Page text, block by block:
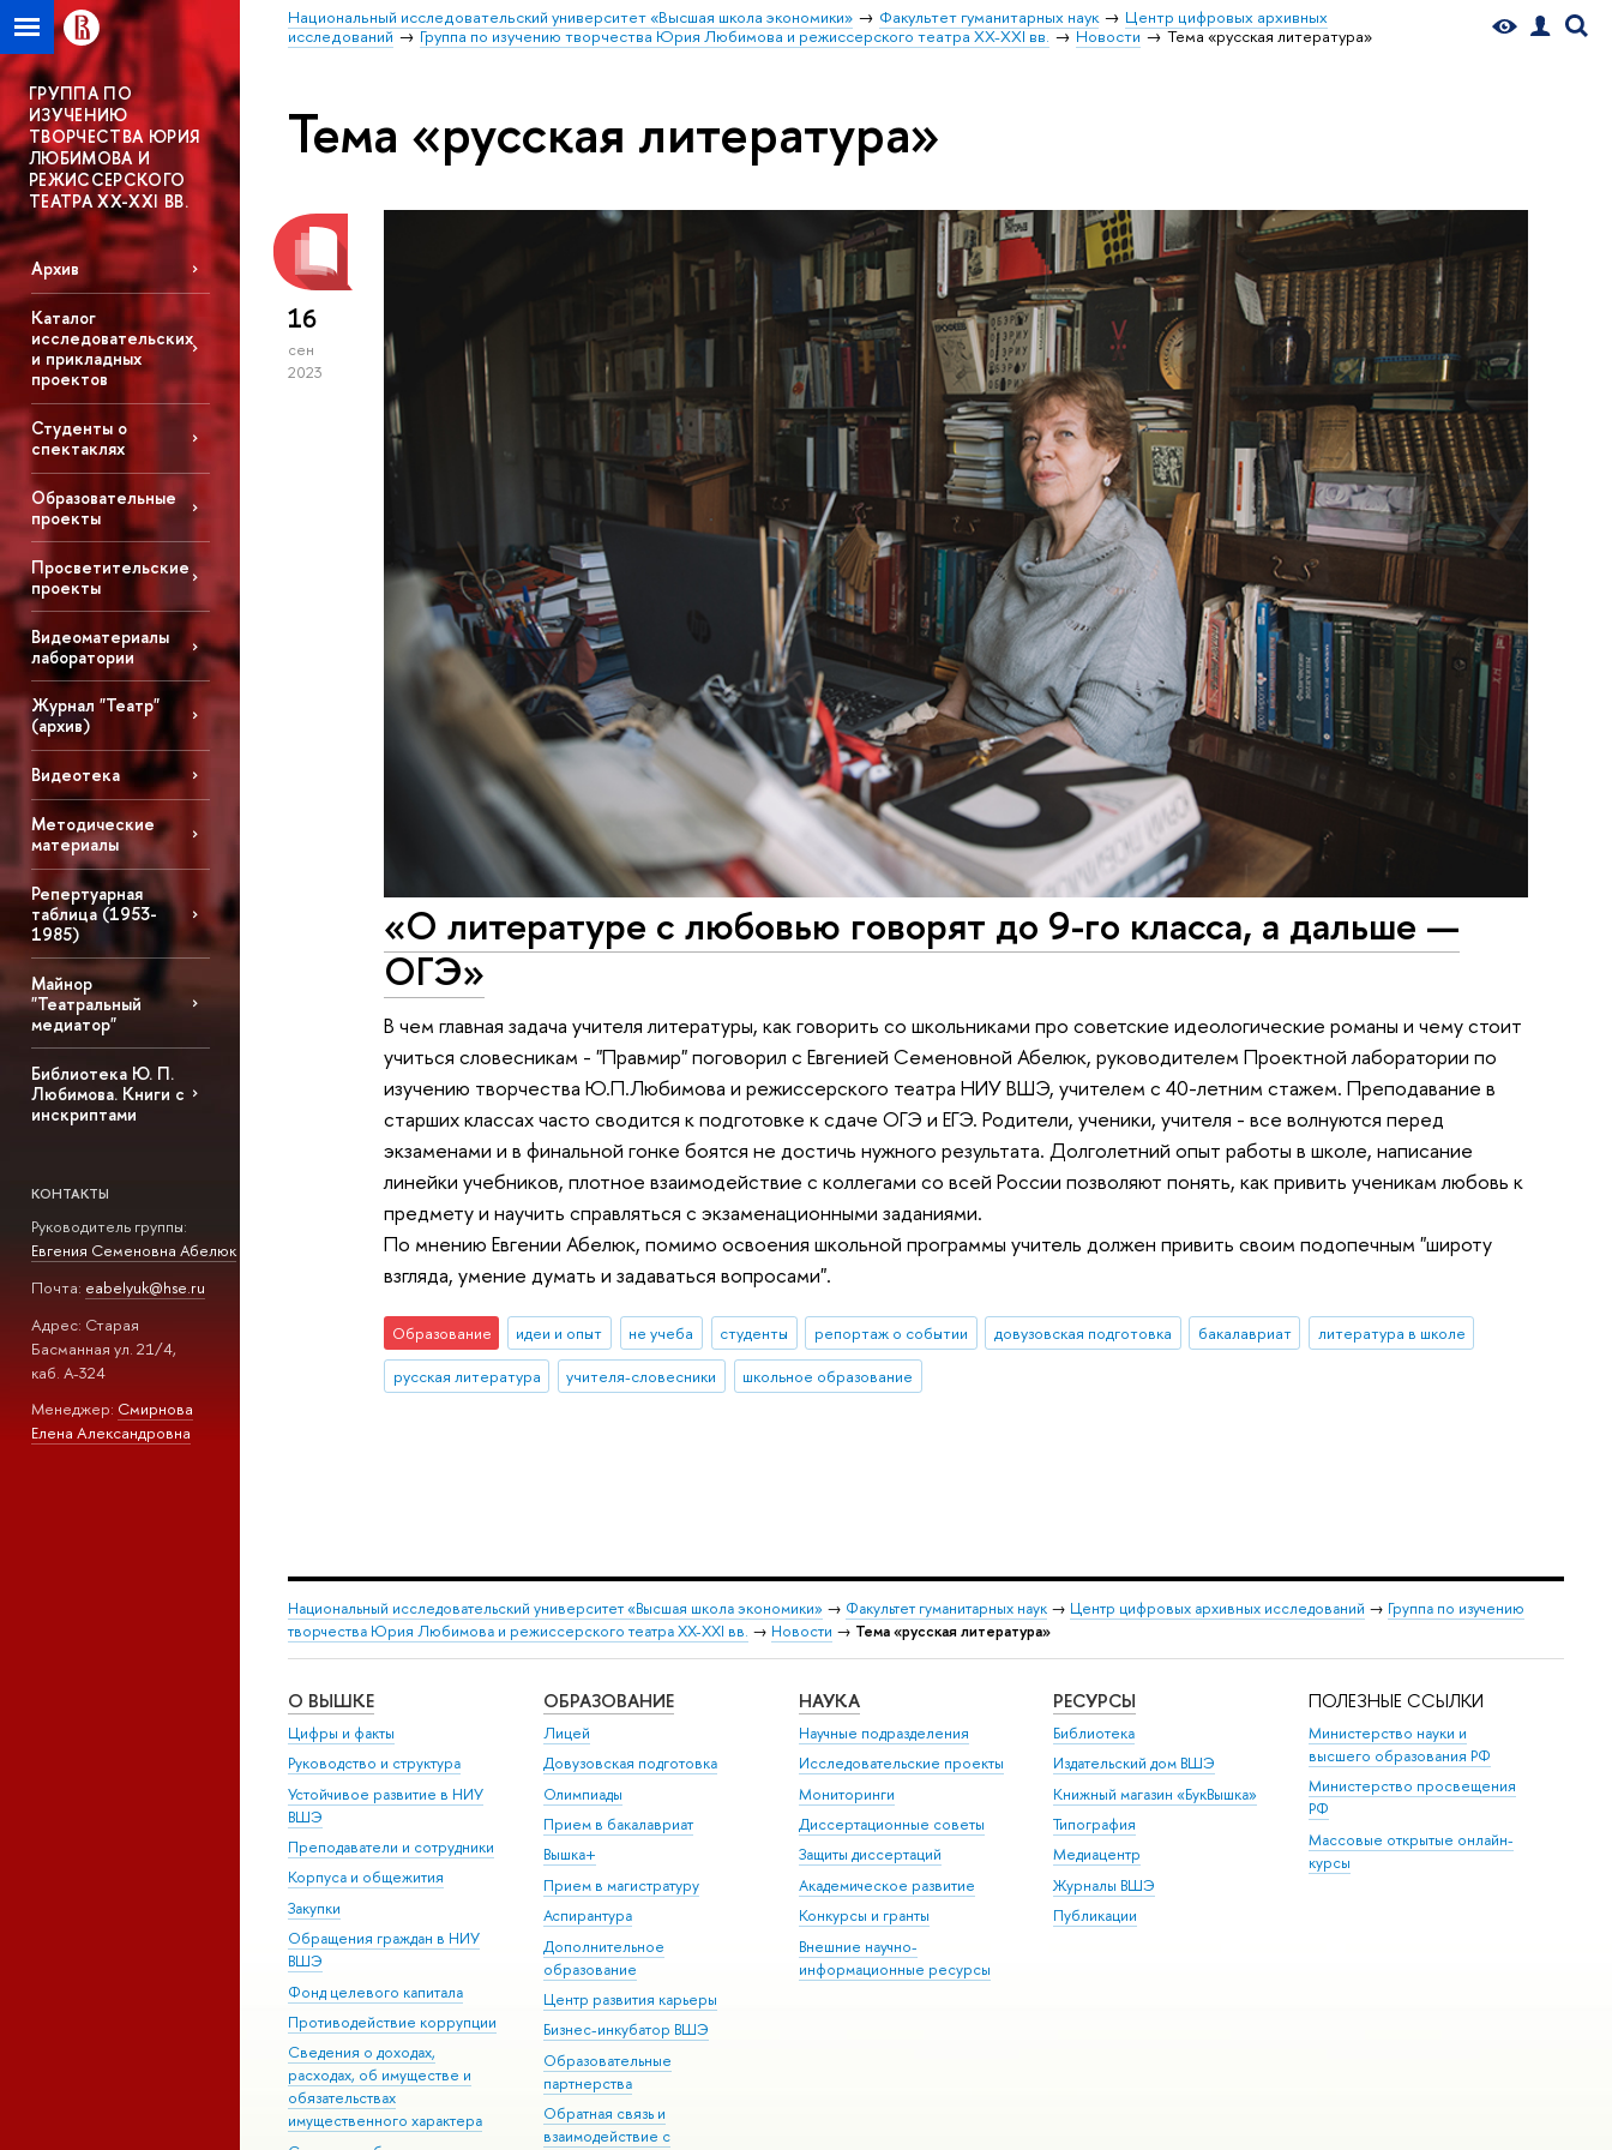
Национальный исследовательский университет «Высшая школа экономики» Факультет гуманитарных наук
Центр цифровых архивных
исследований
Группа по изучению творчества Юрия Любимова и режиссерского театра XX-XXI вв. Новости Тема «русская литература»
ГРУППА ПО
ИЗУЧЕНИЮ
ТВОРЧЕСТВА ЮРИЯ
ЛЮБИМОВА И
РЕЖИССЕРСКОГО
ТЕАТРА XX-XXI ВВ.
Архив
Каталог
исследовательских
и прикладных
проектов
Студенты о
спектаклях
Образовательные
проекты
Просветительские
проекты
Видеоматериалы
лаборатории
Журнал "Театр"
(архив)
Видеотека
Методические
материалы
Репертуарная
таблица (1953-
1985)
Майнор
"Театральный
медиатор"
Библиотека Ю. П.
Любимова. Книги с
инскриптами
КОНТАКТЫ
Руководитель группы:
Евгения Семеновна Абелюк
Почта: eabelyuk@hse.ru
Адрес: Старая
Басманная ул. 21/4,
каб. А-324
Менеджер: Смирнова
Елена Александровна
Тема «русская литература»
16
сен
2023
«О литературе с любовью говорят до 9-го класса, а дальше —
ОГЭ»
В чем главная задача учителя литературы, как говорить со школьниками про советские идеологические романы и чему стоит
учиться словесникам - "Правмир" поговорил с Евгенией Семеновной Абелюк, руководителем Проектной лаборатории по
изучению творчества Ю.П.Любимова и режиссерского театра НИУ ВШЭ, учителем с 40-летним стажем. Преподавание в
старших классах часто сводится к подготовке к сдаче ОГЭ и ЕГЭ. Родители, ученики, учителя - все волнуются перед
экзаменами и в финальной гонке боятся не достичь нужного результата. Долголетний опыт работы в школе, написание
линейки учебников, плотное взаимодействие с коллегами со всей России позволяют понять, как привить ученикам любовь к
предмету и научить справляться с экзаменационными заданиями.
По мнению Евгении Абелюк, помимо освоения школьной программы учитель должен привить своим подопечным "широту
взгляда, умение думать и задаваться вопросами".
Образование идеи и опыт не учеба студенты репортаж о событии довузовская подготовка бакалавриат
литература в школе
русская литература
учителя-словесники школьное образование
Национальный исследовательский университет «Высшая школа экономики» → Факультет гуманитарных наук → Центр цифровых архивных исследований → Группа по изучению
творчества Юрия Любимова и режиссерского театра XX-XXI вв. → Новости → Тема «русская литература»
О ВЫШКЕ
Цифры и факты
Руководство и структура
Устойчивое развитие в НИУ
ВШЭ
Преподаватели и сотрудники
Корпуса и общежития
Закупки
Обращения граждан в НИУ
ВШЭ
Фонд целевого капитала
Противодействие коррупции
Сведения о доходах,
расходах, об имуществе и
обязательствах
имущественного характера
ОБРАЗОВАНИЕ
Лицей
Довузовская подготовка
Олимпиады
Прием в бакалавриат
Вышка+
Прием в магистратуру
Аспирантура
Дополнительное
образование
Центр развития карьеры
Бизнес-инкубатор ВШЭ
Образовательные
партнерства
Обратная связь и
взаимодействие с
НАУКА
Научные подразделения
Исследовательские проекты
Мониторинги
Диссертационные советы
Защиты диссертаций
Академическое развитие
Конкурсы и гранты
Внешние научно-
информационные ресурсы
РЕСУРСЫ
Библиотека
Издательский дом ВШЭ
Книжный магазин «БукВышка»
Типография
Медиацентр
Журналы ВШЭ
Публикации
ПОЛЕЗНЫЕ ССЫЛКИ
Министерство науки и
высшего образования РФ
Министерство просвещения
РФ
Массовые открытые онлайн-
курсы